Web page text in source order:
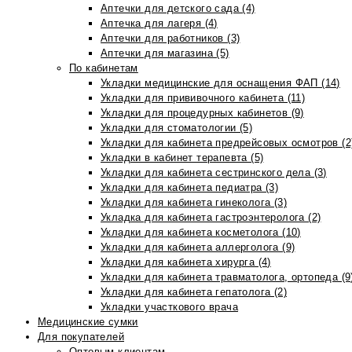
Аптечки для детского сада (4)
Аптечка для лагеря (4)
Аптечки для работников (3)
Аптечки для магазина (5)
По кабинетам
Укладки медицинские для оснащения ФАП (14)
Укладки для прививочного кабинета (11)
Укладки для процедурных кабинетов (9)
Укладки для стоматологии (5)
Укладки для кабинета предрейсовых осмотров
Укладки в кабинет терапевта (5)
Укладки для кабинета сестринского дела (3)
Укладки для кабинета педиатра (3)
Укладки для кабинета гинеколога (3)
Укладка для кабинета гастроэнтеролога (2)
Укладки для кабинета косметолога (10)
Укладки для кабинета аллерголога (9)
Укладки для кабинета хирурга (4)
Укладки для кабинета травматолога, ортопеда
Укладки для кабинета гепатолога (2)
Укладки участкового врача
Медицинские сумки
Для покупателей